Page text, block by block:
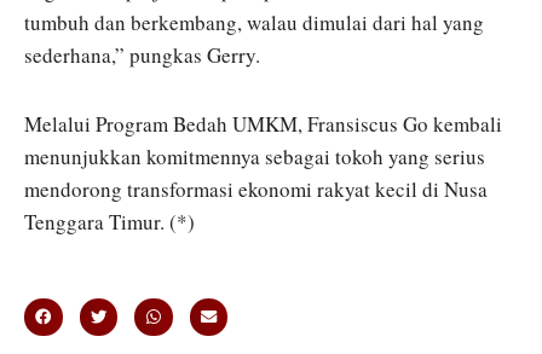
tumbuh dan berkembang, walau dimulai dari hal yang
sederhana,” pungkas Gerry.
Melalui Program Bedah UMKM, Fransiscus Go kembali
menunjukkan komitmennya sebagai tokoh yang serius
mendorong transformasi ekonomi rakyat kecil di Nusa
Tenggara Timur. (*)